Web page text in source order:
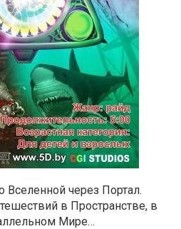
Вселенной через Портал.
в Пространстве, в
Мире…